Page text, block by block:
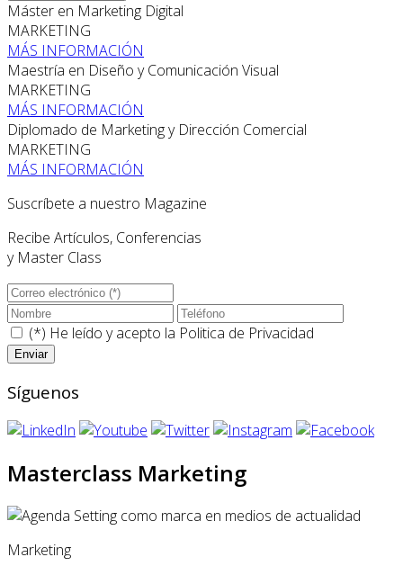
Máster en Marketing Digital
MARKETING
MÁS INFORMACIÓN
Maestría en Diseño y Comunicación Visual
MARKETING
MÁS INFORMACIÓN
Diplomado de Marketing y Dirección Comercial
MARKETING
MÁS INFORMACIÓN
Suscríbete a nuestro Magazine
Recibe Artículos, Conferencias
y Master Class
(*) He leído y acepto la Politica de Privacidad
Síguenos
Masterclass Marketing
Marketing